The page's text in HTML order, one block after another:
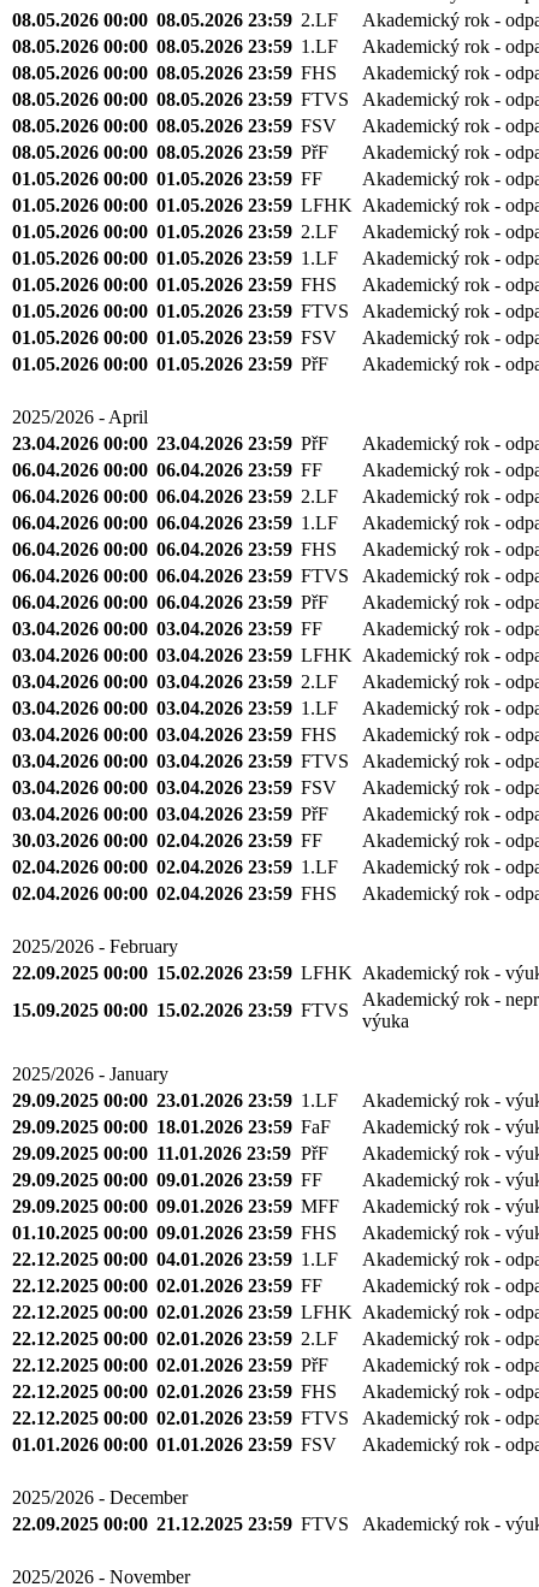
08.05.2026 00:00 08.05.2026 23:59 2.LF
Akademický rok -
08.05.2026 00:00 08.05.2026 23:59 1.LF
Akademický rok -
08.05.2026 00:00 08.05.2026 23:59 FHS
Akademický rok -
08.05.2026 00:00 08.05.2026 23:59 FTVS
Akademický rok -
08.05.2026 00:00 08.05.2026 23:59 FSV
Akademický rok -
08.05.2026 00:00 08.05.2026 23:59 PřF
Akademický rok -
01.05.2026 00:00 01.05.2026 23:59 FF
Akademický rok -
01.05.2026 00:00 01.05.2026 23:59 LFHK Akademický rok -
01.05.2026 00:00 01.05.2026 23:59 2.LF
Akademický rok -
01.05.2026 00:00 01.05.2026 23:59 1.LF
Akademický rok -
01.05.2026 00:00 01.05.2026 23:59 FHS
Akademický rok -
01.05.2026 00:00 01.05.2026 23:59 FTVS
Akademický rok -
01.05.2026 00:00 01.05.2026 23:59 FSV
Akademický rok -
01.05.2026 00:00 01.05.2026 23:59 PřF Akademický rok -
2025/2026 - April
23.04.2026 00:00 23.04.2026 23:59 PřF
Akademický rok -
06.04.2026 00:00 06.04.2026 23:59 FF
Akademický rok -
06.04.2026 00:00 06.04.2026 23:59 2.LF
Akademický rok -
06.04.2026 00:00 06.04.2026 23:59 1.LF
Akademický rok -
06.04.2026 00:00 06.04.2026 23:59 FHS
Akademický rok -
06.04.2026 00:00 06.04.2026 23:59 FTVS
Akademický rok -
06.04.2026 00:00 06.04.2026 23:59 PřF
Akademický rok -
03.04.2026 00:00 03.04.2026 23:59 FF
Akademický rok -
03.04.2026 00:00 03.04.2026 23:59 LFHK Akademický rok -
03.04.2026 00:00 03.04.2026 23:59 2.LF
Akademický rok -
03.04.2026 00:00 03.04.2026 23:59 1.LF
Akademický rok -
03.04.2026 00:00 03.04.2026 23:59 FHS
Akademický rok -
03.04.2026 00:00 03.04.2026 23:59 FTVS
Akademický rok -
03.04.2026 00:00 03.04.2026 23:59 FSV
Akademický rok -
03.04.2026 00:00 03.04.2026 23:59 PřF
Akademický rok -
30.03.2026 00:00 02.04.2026 23:59 FF
Akademický rok -
02.04.2026 00:00 02.04.2026 23:59 1.LF
Akademický rok -
02.04.2026 00:00 02.04.2026 23:59 FHS Akademický rok -
2025/2026 - February
22.09.2025 00:00 15.02.2026 23:59 LFHK Akademický rok -
15.09.2025 00:00 15.02.2026 23:59 FTVS
Akademický rok -
výuka
2025/2026 - January
29.09.2025 00:00 23.01.2026 23:59 1.LF
Akademický rok -
29.09.2025 00:00 18.01.2026 23:59 FaF
Akademický rok -
29.09.2025 00:00 11.01.2026 23:59 PřF
Akademický rok -
29.09.2025 00:00 09.01.2026 23:59 FF
Akademický rok -
29.09.2025 00:00 09.01.2026 23:59 MFF
Akademický rok -
01.10.2025 00:00 09.01.2026 23:59 FHS
Akademický rok -
22.12.2025 00:00 04.01.2026 23:59 1.LF
Akademický rok -
22.12.2025 00:00 02.01.2026 23:59 FF
Akademický rok -
22.12.2025 00:00 02.01.2026 23:59 LFHK Akademický rok -
22.12.2025 00:00 02.01.2026 23:59 2.LF
Akademický rok -
22.12.2025 00:00 02.01.2026 23:59 PřF
Akademický rok -
22.12.2025 00:00 02.01.2026 23:59 FHS
Akademický rok -
22.12.2025 00:00 02.01.2026 23:59 FTVS
Akademický rok -
01.01.2026 00:00 01.01.2026 23:59 FSV Akademický rok -
2025/2026 - December
22.09.2025 00:00 21.12.2025 23:59 FTVS Akademický rok -
2025/2026 - November